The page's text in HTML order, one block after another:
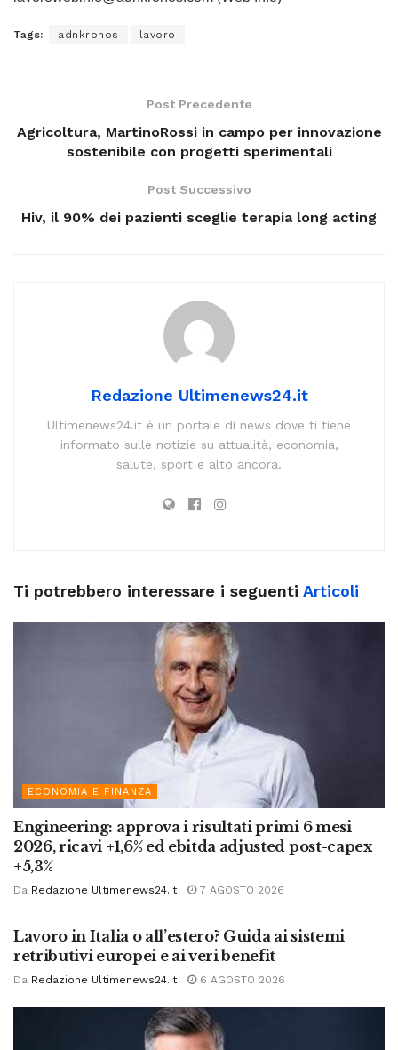
Tags: adnkronos lavoro
Post Precedente
Agricoltura, MartinoRossi in campo per innovazione
sostenibile con progetti sperimentali
Post Successivo
Hiv, il 90% dei pazienti sceglie terapia long acting
Redazione Ultimenews24.it
Ultimenews24.it è un portale di news dove ti tiene
informato sulle notizie su attualità, economia,
salute, sport e alto ancora.
Ti potrebbero interessare i seguenti Articoli
ECONOMIA E FINANZA
Engineering: approva i risultati primi 6 mesi
2026, ricavi +1,6% ed ebitda adjusted post-capex
+5,3%
Da Redazione Ultimenews24.it 7 AGOSTO 2026
Lavoro in Italia o all’estero? Guida ai sistemi
retributivi europei e ai veri benefit
Da Redazione Ultimenews24.it 6 AGOSTO 2026